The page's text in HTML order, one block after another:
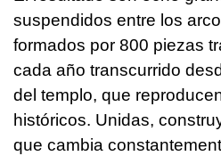
suspendidos entre los
formados por 800 piezas
cada año transcurrido
del templo, que
históricos. Unidas,
que cambia